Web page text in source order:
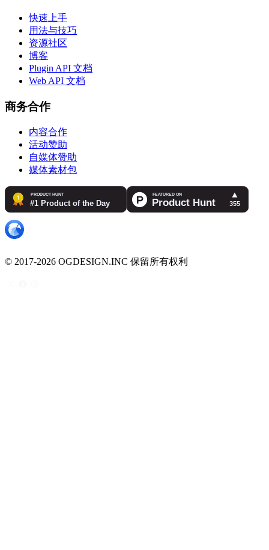
快速上手
用法与技巧
资源社区
博客
Plugin API 文档
Web API 文档
商务合作
内容合作
活动赞助
自媒体赞助
媒体素材包
© 2017-2026 OGDESIGN.INC 保留所有权利